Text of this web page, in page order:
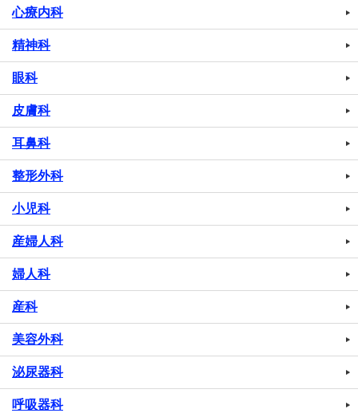
心療内科
精神科
眼科
皮膚科
耳鼻科
整形外科
小児科
産婦人科
婦人科
産科
美容外科
泌尿器科
呼吸器科